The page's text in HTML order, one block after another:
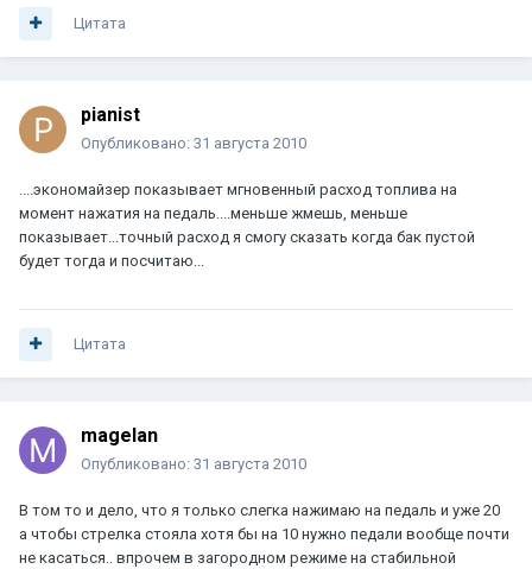
Цитата
pianist
Опубликовано: 31 августа 2010
....экономайзер показывает мгновенный расход топлива на
момент нажатия на педаль....меньше жмешь, меньше
показывает...точный расход я смогу сказать когда бак пустой
будет тогда и посчитаю...
Цитата
magelan
Опубликовано: 31 августа 2010
В том то и дело, что я только слегка нажимаю на педаль и уже 20
а чтобы стрелка стояла хотя бы на 10 нужно педали вообще почти
не касаться.. впрочем в загородном режиме на стабильной